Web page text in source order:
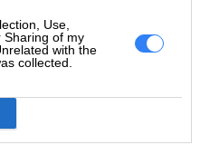
Use,
Sharing of my
with the
collected.
od 5-14 dni.
baterii prosimy o
z laptopami Dell: